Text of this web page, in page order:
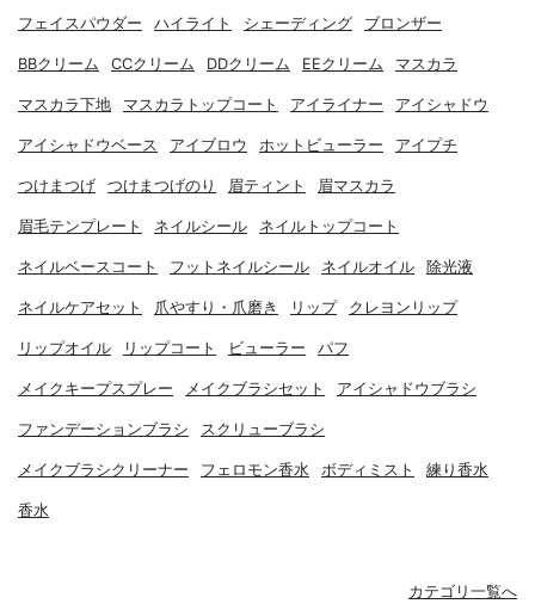
フェイスパウダー ハイライト シェーディング ブロンザー
BBクリーム CCクリーム DDクリーム EEクリーム マスカラ
マスカラ下地 マスカラトップコート アイライナー アイシャドウ
アイシャドウベース アイブロウ ホットビューラー アイプチ
つけまつげ つけまつげのり 眉ティント 眉マスカラ
眉毛テンプレート ネイルシール ネイルトップコート
ネイルベースコート フットネイルシール ネイルオイル 除光液
ネイルケアセット 爪やすり・爪磨き リップ クレヨンリップ
リップオイル リップコート ビューラー パフ
メイクキープスプレー メイクブラシセット アイシャドウブラシ
ファンデーションブラシ スクリューブラシ
メイクブラシクリーナー フェロモン香水 ボディミスト 練り香水
香水
カテゴリ一覧へ